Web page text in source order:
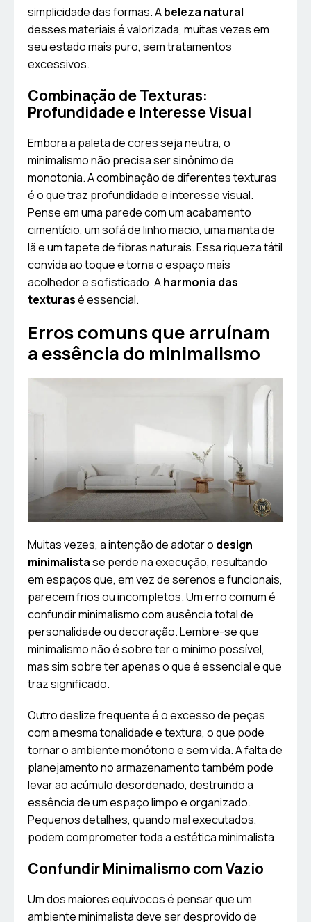
simplicidade das formas. Abeleza natural
desses materiais é valorizada, muitas vezes em
seu estado mais puro, sem tratamentos
excessivos.
Combinação de Texturas:
Profundidade e Interesse Visual
Embora a paleta de cores seja neutra, o
minimalismo não precisa ser sinônimo de
monotonia. A combinação de diferentes texturas
é o que traz profundidade e interesse visual.
Pense em uma parede com um acabamento
cimentício, um sofá de linho macio, uma manta de
lã e um tapete de fibras naturais. Essa riqueza tátil
convida ao toque e torna o espaço mais
acolhedor e sofisticado. Aharmonia das
texturasé essencial.
Erros comuns que arruínam
a essência do minimalismo
Muitas vezes, a intenção de adotar o design
minimalistase perde na execução, resultando
em espaços que, em vez de serenos e funcionais,
parecem frios ou incompletos. Um erro comum é
confundir minimalismo com ausência total de
personalidade ou decoração. Lembre-se que
minimalismo não é sobre ter o mínimo possível,
mas sim sobre ter apenas o que é essencial e que
traz significado.
Outro deslize frequente é o excesso de peças
com a mesma tonalidade e textura, o que pode
tornar o ambiente monótono e sem vida. A falta de
planejamento no armazenamento também pode
levar ao acúmulo desordenado, destruindo a
essência de um espaço limpo e organizado.
Pequenos detalhes, quando mal executados,
podem comprometer toda a estética minimalista.
Confundir Minimalismo com Vazio
Um dos maiores equívocos é pensar que um
ambiente minimalista deve ser desprovido de